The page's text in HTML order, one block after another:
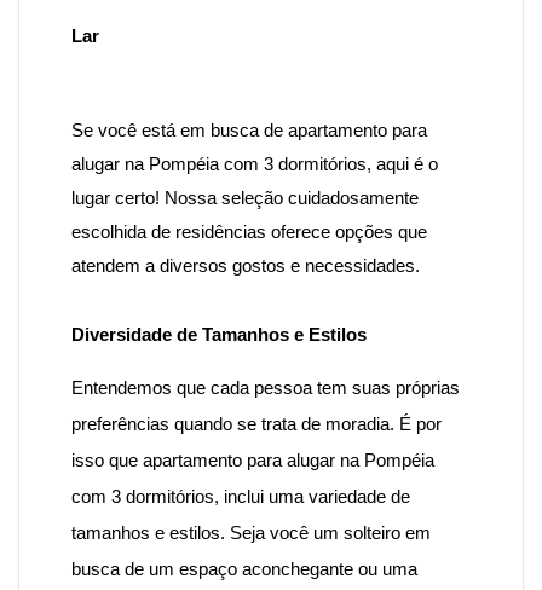
Lar
Se você está em busca de apartamento para
alugar na Pompéia com 3 dormitórios, aqui é o
lugar certo! Nossa seleção cuidadosamente
escolhida de residências oferece opções que
atendem a diversos gostos e necessidades.
Diversidade de Tamanhos e Estilos
Entendemos que cada pessoa tem suas próprias
preferências quando se trata de moradia. É por
isso que apartamento para alugar na Pompéia
com 3 dormitórios, inclui uma variedade de
tamanhos e estilos. Seja você um solteiro em
busca de um espaço aconchegante ou uma